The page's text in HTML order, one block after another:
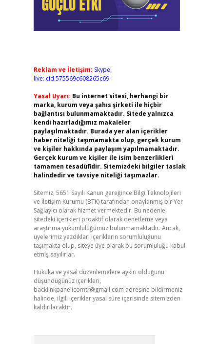
Reklam ve İletişim: Skype:
live:.cid.575569c608265c69
Yasal Uyarı: Bu internet sitesi, herhangi bir
marka, kurum veya şahıs şirketi ile hiçbir
bağlantısı bulunmamaktadır. Sitede yalnızca
kendi hazırladığımız makaleler
paylaşılmaktadır. Burada yer alan içerikler
haber niteliği taşımamakta olup, gerçek kurum
ve kişiler hakkında paylaşım yapılmamaktadır.
Gerçek kurum ve kişiler ile isim benzerlikleri
tamamen tesadüfidir. Sitemizdeki bilgiler taslak
halindedir ve tavsiye niteliği taşımazlar.
Sitemiz, 5651 Sayılı Kanun gereğince Bilgi Teknolojileri
ve İletişim Kurumu (BTK) tarafından onaylanmış bir Yer
Sağlayıcı olarak hizmet vermektedir. Bu nedenle,
sitedeki içerikleri proaktif olarak denetleme veya
araştırma yükümlülüğümüz bulunmamaktadır. Ancak,
üyelerimiz yazdıkları içeriklerin sorumluluğunu
taşımakta olup, siteye üye olarak bu sorumluluğu kabul
etmiş sayılırlar.
Hukuka ve yasal düzenlemelere aykırı olduğunu
düşündüğünüz içerikleri,
backlinkpanelicomtr@gmail.com adresine bildirmeniz
halinde, ilgili içerikler yasal süre içerisinde sitemizden
kaldırılacaktır.